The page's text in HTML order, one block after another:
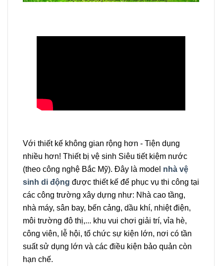
Với thiết kế không gian rộng hơn - Tiện dụng
nhiều hơn! Thiết bị vệ sinh Siêu tiết kiệm nước
(theo công nghệ Bắc Mỹ). Đây là model nhà vệ
sinh di động được thiết kế để phục vụ thi công tại
các công trường xây dựng như: Nhà cao tầng,
nhà máy, sân bay, bến cảng, dầu khí, nhiệt điện,
môi trường đô thị,... khu vui chơi giải trí, vỉa hè,
công viên, lễ hội, tổ chức sự kiện lớn, nơi có tần
suất sử dụng lớn và các điều kiện bảo quản còn
hạn chế.